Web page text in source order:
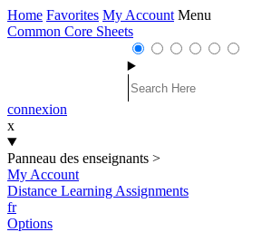
Home Favorites My Account Menu
Common Core Sheets
connexion
x
Panneau des enseignants >
My Account
Distance Learning Assignments
fr
Options